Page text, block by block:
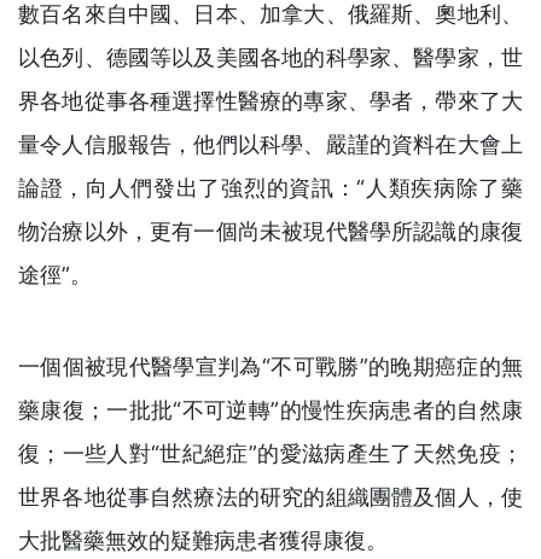
數百名來自中國、日本、加拿大、俄羅斯、奧地利、
以色列、德國等以及美國各地的科學家、醫學家，世
界各地從事各種選擇性醫療的專家、學者，帶來了大
量令人信服報告，他們以科學、嚴謹的資料在大會上
論證，向人們發出了強烈的資訊：“人類疾病除了藥
物治療以外，更有一個尚未被現代醫學所認識的康復
途徑”。
一個個被現代醫學宣判為“不可戰勝”的晚期癌症的無
藥康復；一批批“不可逆轉”的慢性疾病患者的自然康
復；一些人對“世紀絕症”的愛滋病產生了天然免疫；
世界各地從事自然療法的研究的組織團體及個人，使
大批醫藥無效的疑難病患者獲得康復。